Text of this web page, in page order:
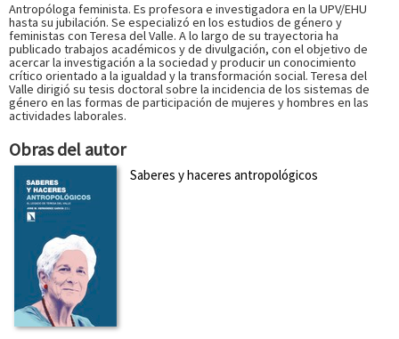
Antropóloga feminista. Es profesora e investigadora en la UPV/EHU
hasta su jubilación. Se especializó en los estudios de género y
feministas con Teresa del Valle. A lo largo de su trayectoria ha
publicado trabajos académicos y de divulgación, con el objetivo de
acercar la investigación a la sociedad y producir un conocimiento
crítico orientado a la igualdad y la transformación social. Teresa del
Valle dirigió su tesis doctoral sobre la incidencia de los sistemas de
género en las formas de participación de mujeres y hombres en las
actividades laborales.
Obras del autor
Saberes y haceres antropológicos